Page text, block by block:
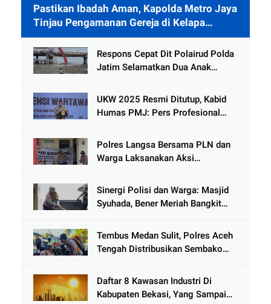
Pastikan Ibadah Aman, Kapolda Metro Jaya
Tinjau Pengamanan Gereja di Kelapa
Gading
Respons Cepat Dit Polairud Polda
Jatim Selamatkan Dua Anak
Kenjeran
UKW 2025 Resmi Ditutup, Kabid
Humas PMJ: Pers Profesional
Hoaks
Polres Langsa Bersama PLN dan
Warga Laksanakan Aksi
Tamiang
Sinergi Polisi dan Warga: Masjid
Syuhada, Bener Meriah Bangkit
Tembus Medan Sulit, Polres Aceh
Tengah Distribusikan Sembako
Jamat
Daftar 8 Kawasan Industri Di
Kabupaten Bekasi, Yang Sampai